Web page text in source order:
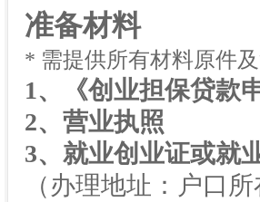
准备材料
* 需提供所有材料原件
1、《创业担保贷款
2、营业执照
3、就业创业证或就
（办理地址：户口